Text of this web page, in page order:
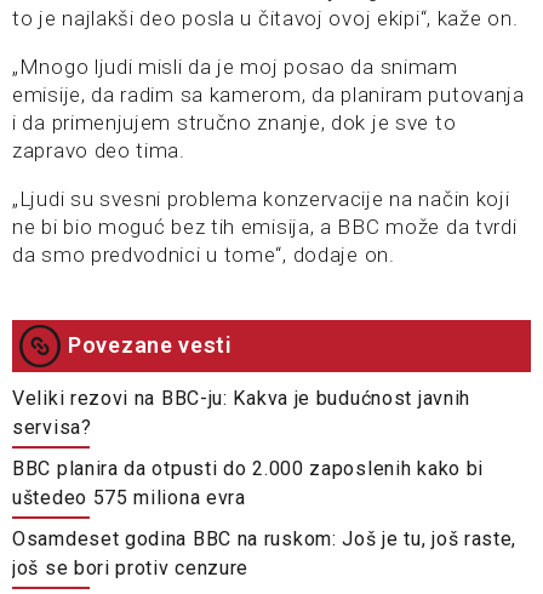
to je najlakši deo posla u čitavoj ovoj ekipi“, kaže on.
„Mnogo ljudi misli da je moj posao da snimam
emisije, da radim sa kamerom, da planiram putovanja
i da primenjujem stručno znanje, dok je sve to
zapravo deo tima.
„Ljudi su svesni problema konzervacije na način koji
ne bi bio moguć bez tih emisija, a BBC može da tvrdi
da smo predvodnici u tome“, dodaje on.
Povezane vesti
Veliki rezovi na BBC-ju: Kakva je budućnost javnih
servisa?
BBC planira da otpusti do 2.000 zaposlenih kako bi
uštedeo 575 miliona evra
Osamdeset godina BBC na ruskom: Još je tu, još raste,
još se bori protiv cenzure